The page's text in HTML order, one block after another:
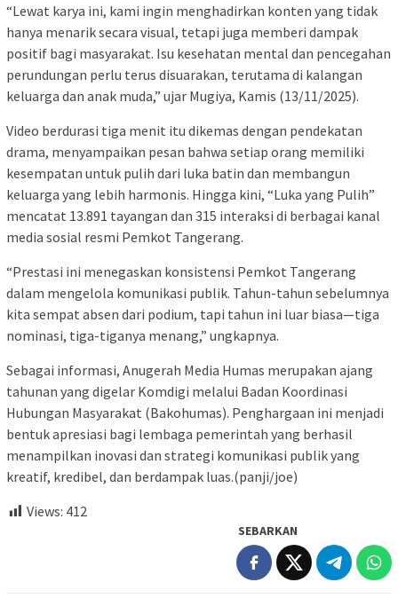
“Lewat karya ini, kami ingin menghadirkan konten yang tidak
hanya menarik secara visual, tetapi juga memberi dampak
positif bagi masyarakat. Isu kesehatan mental dan pencegahan
perundungan perlu terus disuarakan, terutama di kalangan
keluarga dan anak muda,” ujar Mugiya, Kamis (13/11/2025).
Video berdurasi tiga menit itu dikemas dengan pendekatan
drama, menyampaikan pesan bahwa setiap orang memiliki
kesempatan untuk pulih dari luka batin dan membangun
keluarga yang lebih harmonis. Hingga kini, “Luka yang Pulih”
mencatat 13.891 tayangan dan 315 interaksi di berbagai kanal
media sosial resmi Pemkot Tangerang.
“Prestasi ini menegaskan konsistensi Pemkot Tangerang
dalam mengelola komunikasi publik. Tahun-tahun sebelumnya
kita sempat absen dari podium, tapi tahun ini luar biasa—tiga
nominasi, tiga-tiganya menang,” ungkapnya.
Sebagai informasi, Anugerah Media Humas merupakan ajang
tahunan yang digelar Komdigi melalui Badan Koordinasi
Hubungan Masyarakat (Bakohumas). Penghargaan ini menjadi
bentuk apresiasi bagi lembaga pemerintah yang berhasil
menampilkan inovasi dan strategi komunikasi publik yang
kreatif, kredibel, dan berdampak luas.(panji/joe)
Views: 412
SEBARKAN